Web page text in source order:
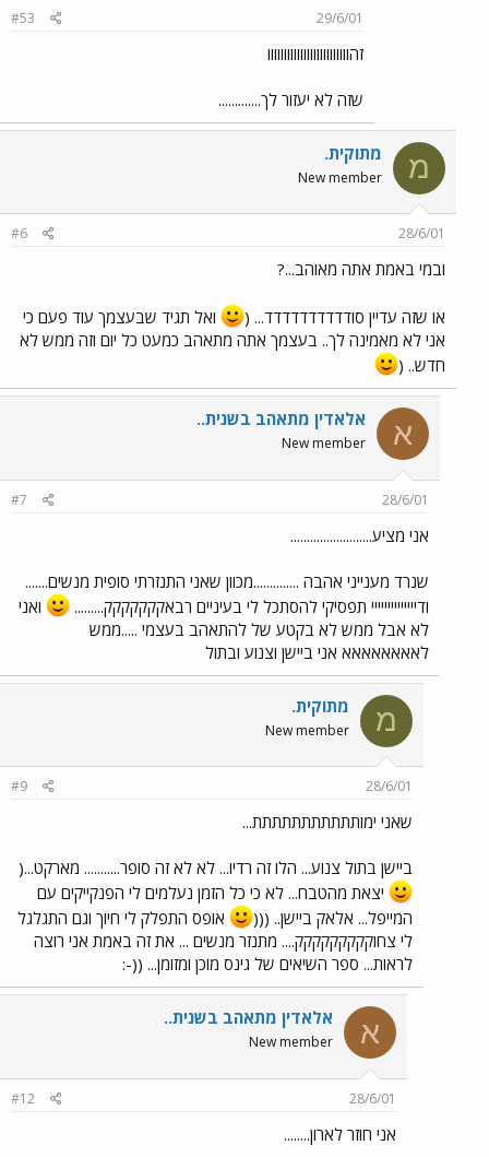
29/6/01
#53
זהווווווווווווווווווווווווו
שזה לא יעזור לך.............
מ מתוקית.
New member
28/6/01
#6
ובמי באמת אתה מאוהב...?
או שזה עדיין סודדדדדדדדדד... (
ואל תגיד שבעצמך עוד פעם כי
אני לא מאמינה לך.. בעצמך אתה מתאהב כמעט כל יום וזה ממש לא
חדש.. (
א אלאדין מתאהב בשנית..
New member
28/6/01
#7
אני מציע.........................
שנרד מענייני אהבה ..............מכוון שאני התנזרתי סופית מנשים.......
ודיייייייייייייי תפסיקי להסתכל לי בעיניים רבאקקקקקקק.........
ואני
לא אבל ממש לא בקטע של להתאהב בעצמי .....ממש
לאאאאאאאא אני ביישן וצנוע ובתול
מ מתוקית.
New member
28/6/01
#9
שאני ימותתתתתתתתתתת...
ביישן בתול צנוע... הלו זה רדיו... לא לא זה סופר........... מארקט...(
יצאת מהטבח... לא כי כל הזמן נעלמים לי הפנקייקים עם
המייפל... אלאק ביישן.. (((
אופס התפלק לי חיוך וגם התגלגל
לי צחוקקקקקקקקק.... מתנזר מנשים ... את זה באמת אני רוצה
לראות... ספר השיאים של גינס מוכן ומזומן... ((-:
א אלאדין מתאהב בשנית..
New member
28/6/01
#12
אני חוזר לארון........